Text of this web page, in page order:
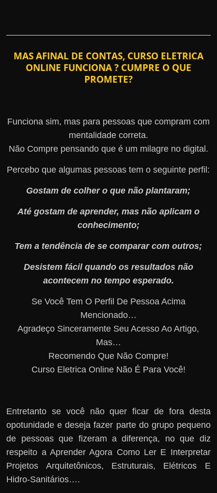
MAS AFINAL DE CONTAS, CURSO ELETRICA
ONLINE FUNCIONA ? CUMPRE O QUE
PROMETE?
Funciona sim, mas para pessoas que compram com
mentalidade correta.
Não Compre pensando que é um milagre no digital.
Percebo que algumas pessoas tem o seguinte perfil:
Gostam de colher o que não plantaram;
Até gostam de aprender, mas não aplicam o
conhecimento;
Tem a tendência de se comparar com outros;
Desistem fácil quando os resultados não
acontecem no tempo esperado.
Se Você Tem O Perfil De Pessoa Acima
Mencionado…
Agradeço Sinceramente Seu Acesso Ao Artigo,
Mas…
Recomendo Que Não Compre!
Curso Eletrica Online Não É Para Você!
Entretanto se você não quer ficar de fora desta
opotunidade e deseja fazer parte do grupo pequeno
de pessoas que fizeram a diferença, no que diz
respeito a Aprender Agora Como Ler E Interpretar
Projetos Arquitetônicos, Estruturais, Elétricos E
Hidro-Sanitários….